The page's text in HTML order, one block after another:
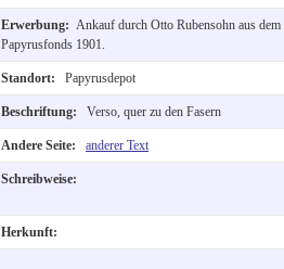
Erwerbung: Ankauf durch Otto Rubensohn aus dem
Papyrusfonds 1901.
Standort: Papyrusdepot
Beschriftung: Verso, quer zu den Fasern
Andere Seite: anderer Text
Schreibweise:
Herkunft: